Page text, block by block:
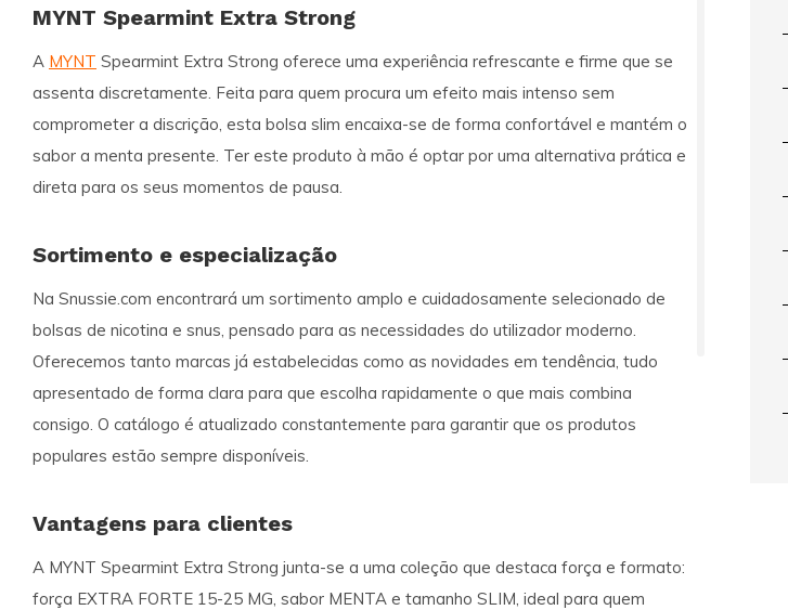
MYNT Spearmint Extra Strong
A MYNT Spearmint Extra Strong oferece uma experiência refrescante e firme que se
assenta discretamente. Feita para quem procura um efeito mais intenso sem
comprometer a discrição, esta bolsa slim encaixa-se de forma confortável e mantém o
sabor a menta presente. Ter este produto à mão é optar por uma alternativa prática e
direta para os seus momentos de pausa.
Sortimento e especialização
Na Snussie.com encontrará um sortimento amplo e cuidadosamente selecionado de
bolsas de nicotina e snus, pensado para as necessidades do utilizador moderno.
Oferecemos tanto marcas já estabelecidas como as novidades em tendência, tudo
apresentado de forma clara para que escolha rapidamente o que mais combina
consigo. O catálogo é atualizado constantemente para garantir que os produtos
populares estão sempre disponíveis.
Vantagens para clientes
A MYNT Spearmint Extra Strong junta-se a uma coleção que destaca força e formato:
força EXTRA FORTE 15-25 MG, sabor MENTA e tamanho SLIM, ideal para quem